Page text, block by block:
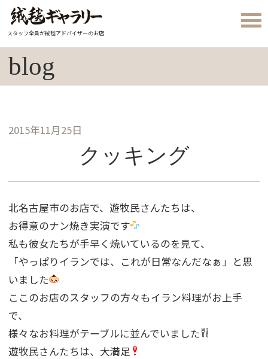
スタッフ全員が絨毯アドバイザーのお店
blog
2015年11月25日
クッキング
北名古屋市のお店で、遊牧民さんたちは、
お得意のナン焼き実演です
私も彼女たちが手早く焼いているのを見て、
「やっぱりイランでは、これが日常なんだなぁ」と思
いました
ここのお店のスタッフの方々もイラン料理がお上手
で、
様々なお料理がテーブルに並んでいました
遊牧民さんたちは、大満足